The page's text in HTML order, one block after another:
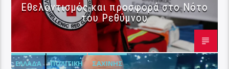
Εθελοντισμός και προσφορά στο Νότο
του Ρεθύμνου
ΕΛΛΆΔΑ ΠΟΛΙΤΙΚΉ ΣΑΧΊΝΗΣ